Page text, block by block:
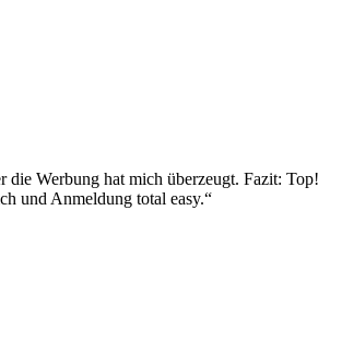
die Werbung hat mich überzeugt. Fazit: Top!
und Anmeldung total easy.“